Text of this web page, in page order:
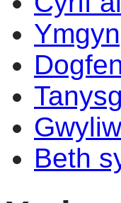
Beth